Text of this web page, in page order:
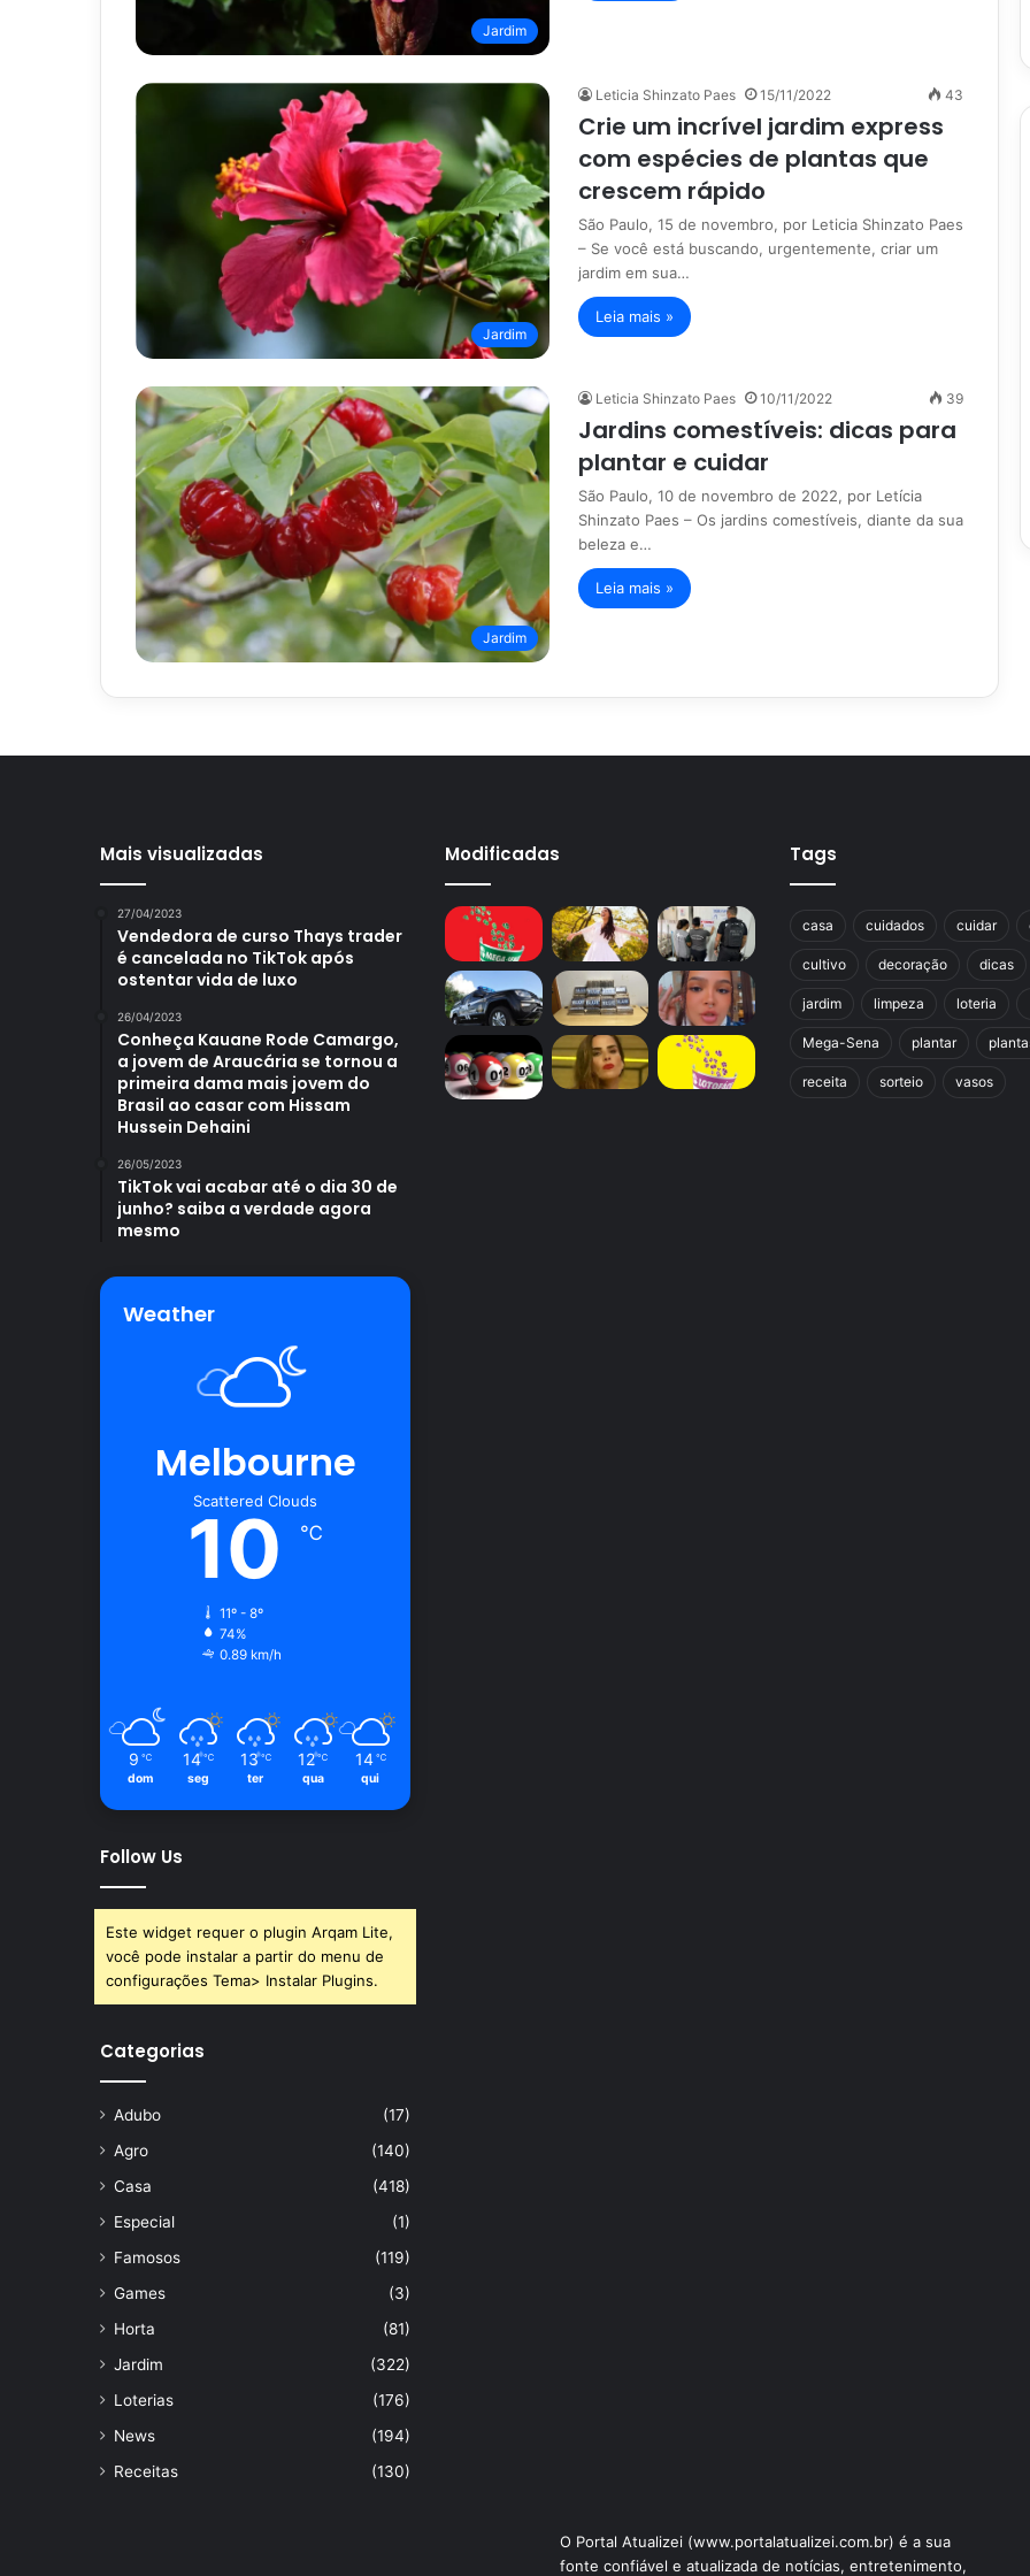
Jardim
Jardim
Leticia Shinzato Paes 15/11/2022 43
Crie um incrível jardim express
com espécies de plantas que
crescem rápido
São Paulo, 15 de novembro, por Leticia Shinzato Paes
– Se você está buscando, urgentemente, criar um
jardim em sua…
Leia mais »
Jardim
Leticia Shinzato Paes 10/11/2022 39
Jardins comestíveis: dicas para
plantar e cuidar
São Paulo, 10 de novembro de 2022, por Letícia
Shinzato Paes – Os jardins comestíveis, diante da sua
beleza e…
Leia mais »
Mais visualizadas
27/04/2023
Vendedora de curso Thays trader
é cancelada no TikTok após
ostentar vida de luxo
26/04/2023
Conheça Kauane Rode Camargo,
a jovem de Araucária se tornou a
primeira dama mais jovem do
Brasil ao casar com Hissam
Hussein Dehaini
26/05/2023
TikTok vai acabar até o dia 30 de
junho? saiba a verdade agora
mesmo
Weather
Melbourne
Scattered Clouds
10 ℃
11º - 8º
74%
0.89 km/h
9 ℃
dom
14 ℃
seg
13 ℃
ter
12 ℃
qua
14 ℃
qui
Follow Us
Este widget requer o plugin Arqam Lite,
você pode instalar a partir do menu de
configurações Tema> Instalar Plugins.
Categorias
Adubo
(17)
Agro
(140)
Casa
(418)
Especial
(1)
Famosos
(119)
Games
(3)
Horta
(81)
Jardim
(322)
Loterias
(176)
News
(194)
Receitas
(130)
Modificadas Tags
casa cuidados cuidar
cultivo decoração dicas
jardim limpeza loteria
Mega-Sena plantar
receita sorteio vasos
O Portal Atualizei (www.portalatualizei.com.br) é a sua
fonte confiável e atualizada de notícias, entretenimento,